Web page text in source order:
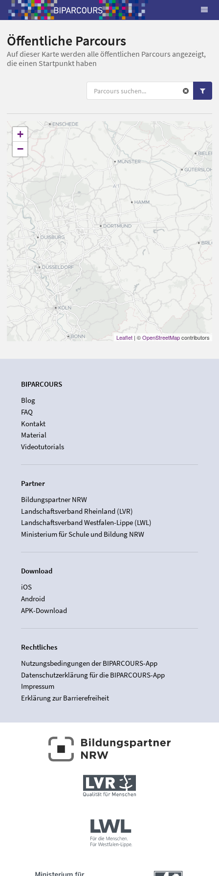
Öffentliche Parcours
Auf dieser Karte werden alle öffentlichen Parcours angezeigt,
die einen Startpunkt haben
+
−
Leaflet | ©OpenStreetMapcontributors
BIPARCOURS
Blog
FAQ
Kontakt
Material
Videotutorials
Partner
Bildungspartner NRW
Landschaftsverband Rheinland (LVR)
Landschaftsverband Westfalen-Lippe (LWL)
Ministerium für Schule und Bildung NRW
Download
iOS
Android
APK-Download
Rechtliches
Nutzungsbedingungen der BIPARCOURS-App
Datenschutzerklärung für die BIPARCOURS-App
Impressum
Erklärung zur Barrierefreiheit